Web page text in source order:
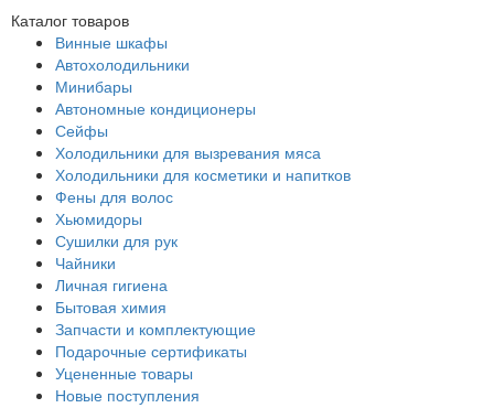
Каталог товаров
Винные шкафы
Автохолодильники
Минибары
Автономные кондиционеры
Сейфы
Холодильники для вызревания мяса
Холодильники для косметики и напитков
Фены для волос
Хьюмидоры
Сушилки для рук
Чайники
Личная гигиена
Бытовая химия
Запчасти и комплектующие
Подарочные сертификаты
Уцененные товары
Новые поступления